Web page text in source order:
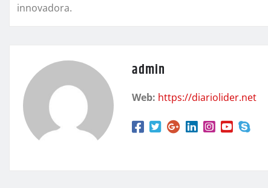
innovadora.
admin
Web: https://diariolider.net